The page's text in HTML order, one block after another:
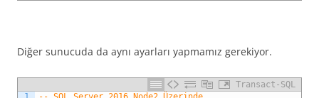
Diğer sunucuda da aynı ayarları yapmamız gerekiyor.
Transact-SQL